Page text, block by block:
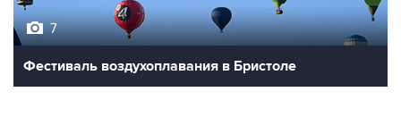
7
Фестиваль воздухоплавания в Бристоле